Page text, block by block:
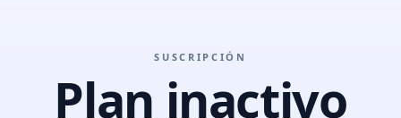
SUSCRIPCIÓN
Plan inactivo